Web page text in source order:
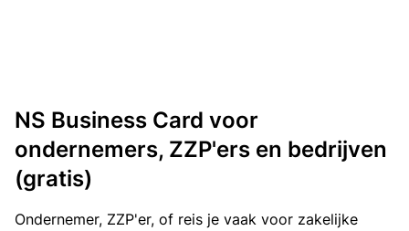
NS Business Card voor
ondernemers, ZZP'ers en bedrijven
(gratis)
Ondernemer, ZZP'er, of reis je vaak voor zakelijke